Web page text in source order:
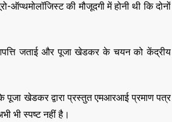
की मौजूदगी में होनी थी कि दोनों
जताई और पूजा खेडकर के चयन को केंद्रीय
खेडकर द्वारा प्रस्तुत एमआरआई प्रमाण पत्र
भी स्पष्ट नहीं है।